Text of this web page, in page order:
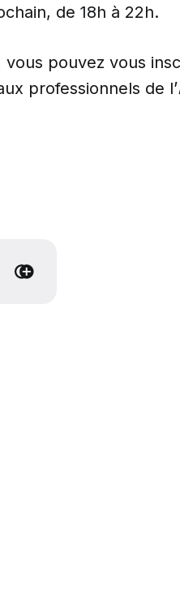
de 18h à 22h.
pouvez vous
professionnels de l’